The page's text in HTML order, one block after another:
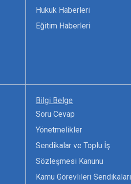
Hukuk Haberleri
Eğitim Haberleri
Bilgi Belge
Soru Cevap
Yönetmelikler
Sendikalar ve Toplu İş
Sözleşmesi Kanunu
Kamu Görevlileri Sendikaları